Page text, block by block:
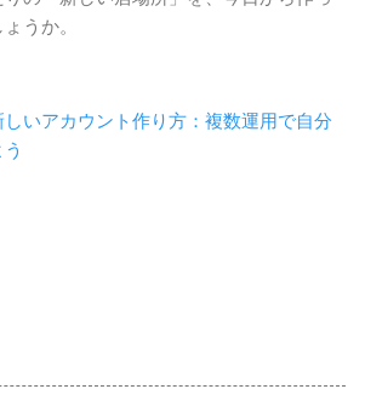
うか。
いアカウント作り方：複数運用で自分